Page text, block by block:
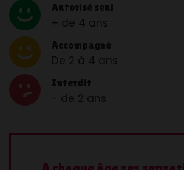
Autorisé seul
+ de 4 ans
Accompagné
De 2 à 4 ans
Interdit
- de 2 ans